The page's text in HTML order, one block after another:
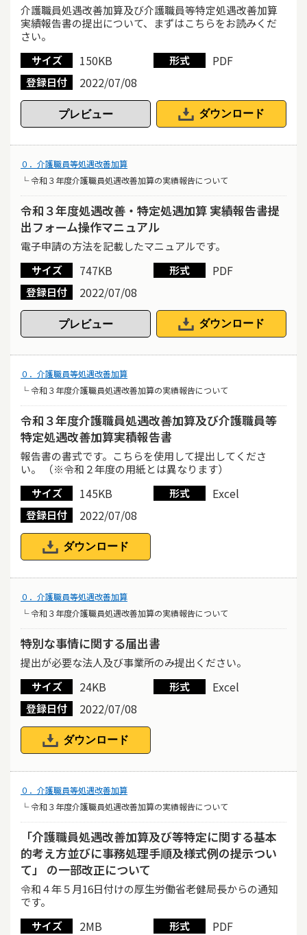
介護職員処遇改善加算及び介護職員等特定処遇改善加算
実績報告書の提出について、まずはこちらをお読みくだ
さい。
サイズ
150KB 形式 PDF
登録日付 2022/07/08
ダウンロード
０．介護職員等処遇改善加算
└ 令和３年度介護職員処遇改善加算の実績報告について
令和３年度処遇改善・特定処遇加算 実績報告書提
出フォーム操作マニュアル
電子申請の方法を記載したマニュアルです。
サイズ
747KB 形式 PDF
登録日付 2022/07/08
ダウンロード
０．介護職員等処遇改善加算
└ 令和３年度介護職員処遇改善加算の実績報告について
令和３年度介護職員処遇改善加算及び介護職員等
特定処遇改善加算実積報告書
報告書の書式です。こちらを使用して提出してくださ
い。 （※令和２年度の用紙とは異なります）
サイズ
145KB 形式 Excel
登録日付 2022/07/08
ダウンロード
０．介護職員等処遇改善加算
└ 令和３年度介護職員処遇改善加算の実績報告について
特別な事情に関する届出書
提出が必要な法人及び事業所のみ提出ください。
サイズ
24KB 形式 Excel
登録日付 2022/07/08
ダウンロード
０．介護職員等処遇改善加算
└ 令和３年度介護職員処遇改善加算の実績報告について
「介護職員処遇改善加算及び等特定に関する基本
的考え方並びに事務処理手順及様式例の提示つい
て」 の一部改正について
令和４年５月16日付けの厚生労働省老健局長からの通知
です。
サイズ
2MB 形式 PDF